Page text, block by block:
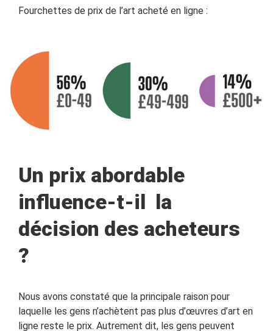
Fourchettes de prix de l’art acheté en ligne :
Un prix abordable
influence-t-il la
décision des acheteurs
?
Nous avons constaté que la principale raison pour
laquelle les gens n’achètent pas plus d’œuvres d’art en
ligne reste le prix. Autrement dit, les gens peuvent